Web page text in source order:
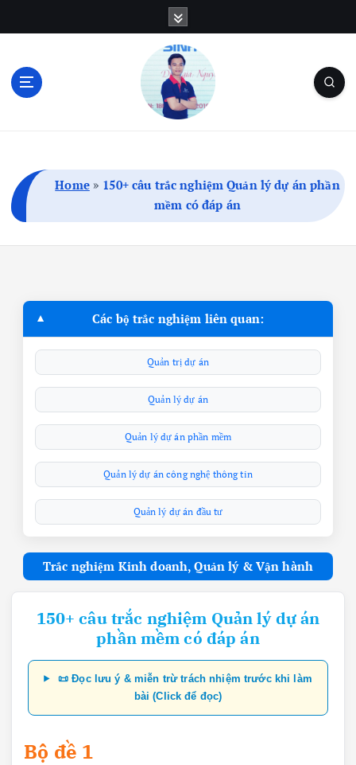
Home» 150+ câu trắc nghiệm Quản lý dự án phần
mềm có đáp án
Các bộ trắc nghiệm liên quan:
Quản trị dự án
Quản lý dự án
Quản lý dự án phần mềm
Quản lý dự án công nghệ thông tin
Quản lý dự án đầu tư
Trắc nghiệm Kinh doanh, Quản lý & Vận hành
150+ câu trắc nghiệm Quản lý dự án
phần mềm có đáp án
📜 Đọc lưu ý & miễn trừ trách nhiệm trước khi làm
bài (Click để đọc)
Bộ đề 1